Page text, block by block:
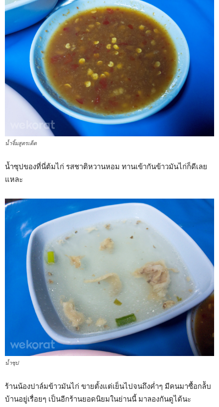
น้ำจิ้มสูตรเด็ด
น้ำซุปของที่นี่ต้มไก่ รสชาติหวานหอม ทานเข้ากันข้าวมันไก่ก็ดีเลย
แหละ
น้ำซุป
ร้านน้องปาล์มข้าวมันไก่ ขายตั้งแต่เย็นไปจนถึงค่ำๆ มีคนมาซื้อกล้ับ
บ้านอยู่เรื่อยๆ เป็นอีกร้านยอดนิยมในย่านนี้ มาลองกันดูได้นะ